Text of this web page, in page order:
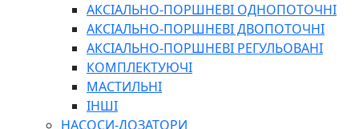
АКСІАЛЬНО-ПОРШНЕВІ ОДНОПОТОЧНІ
АКСІАЛЬНО-ПОРШНЕВІ ДВОПОТОЧНІ
АКСІАЛЬНО-ПОРШНЕВІ РЕГУЛЬОВАНІ
КОМПЛЕКТУЮЧІ
МАСТИЛЬНІ
ІНШІ
НАСОСИ-ДОЗАТОРИ